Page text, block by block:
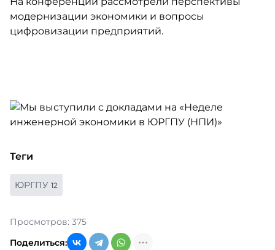
модернизации экономики и вопросы
цифровизации предприятий.
Теги
ЮРГПУ 12
Просмотров: 375
Поделиться: